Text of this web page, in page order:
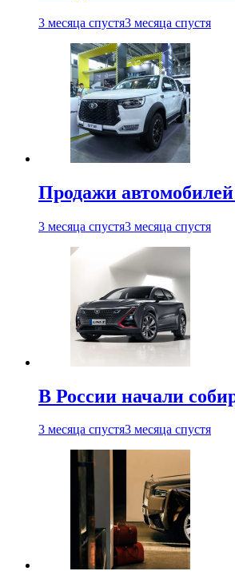
3 месяца спустя3 месяца спустя
Продажи
3 месяца спустя3 месяца спустя
В России начали
3 месяца спустя3 месяца спустя